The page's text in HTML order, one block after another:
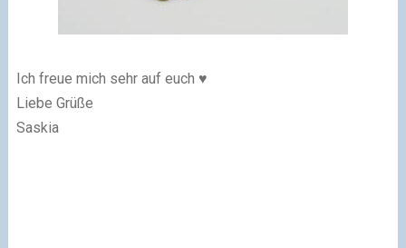
Ich freue mich sehr auf euch ♥
Liebe Grüße
Saskia